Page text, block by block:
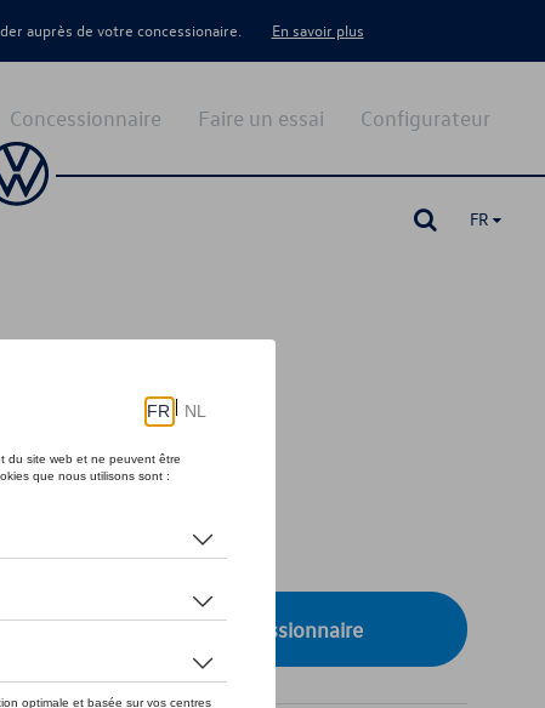
auprès de votre concessionaire. En savoir plus
Configurateur
Faire un essai
Concessionnaire
FR
stock
auprès de votre concessionnaire